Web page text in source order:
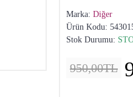
Marka: Diğer
Ürün Kodu:
Stok Durumu:
950,00TL